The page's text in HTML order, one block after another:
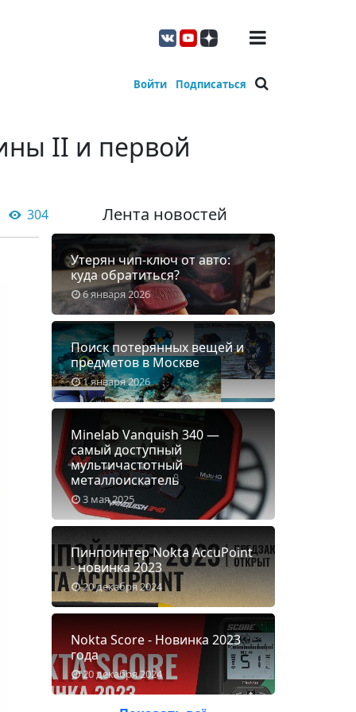
Войти Подписаться
II и первой
304 Лента новостей
6 января 2026
Утерян чип-ключ от авто:
куда обратиться?
1 января 2026
Поиск потерянных вещей и
предметов в Москве
3 мая 2025
Minelab Vanquish 340 —
самый доступный
мультичастотный
металлоискатель
20 декабря 2024
Пинпоинтер Nokta AccuPoint
- новинка 2023
20 декабря 2024
Nokta Score - Новинка 2023
года